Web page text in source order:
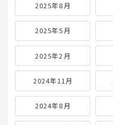
2025年8月
2025年5月
2025年2月
2024年11月
2024年8月